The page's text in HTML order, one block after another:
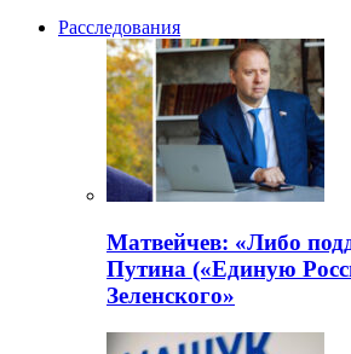
Расследования
Матвейчев: «Либо
Путина («Единую
Зеленского»